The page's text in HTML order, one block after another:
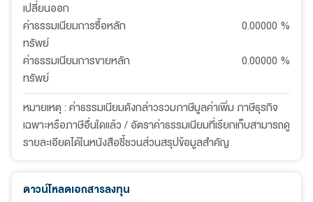
เปลี่ยนออก
ค่าธรรมเนียมการซื้อหลัก
ทรัพย์
0.00000 %
ค่าธรรมเนียมการขายหลัก
ทรัพย์
0.00000 %
หมายเหตุ : ค่าธรรมเนียมดังกล่าวรวมภาษีมูลค่าเพิ่ม ภาษีธุรกิจ
เฉพาะหรือภาษีอื่นใดแล้ว / อัตราค่าธรรมเนียมที่เรียกเก็บสามารถดู
รายละเอียดได้ในหนังสือชี้ชวนส่วนสรุปข้อมูลสำคัญ
ดาวน์โหลดเอกสารลงทุน